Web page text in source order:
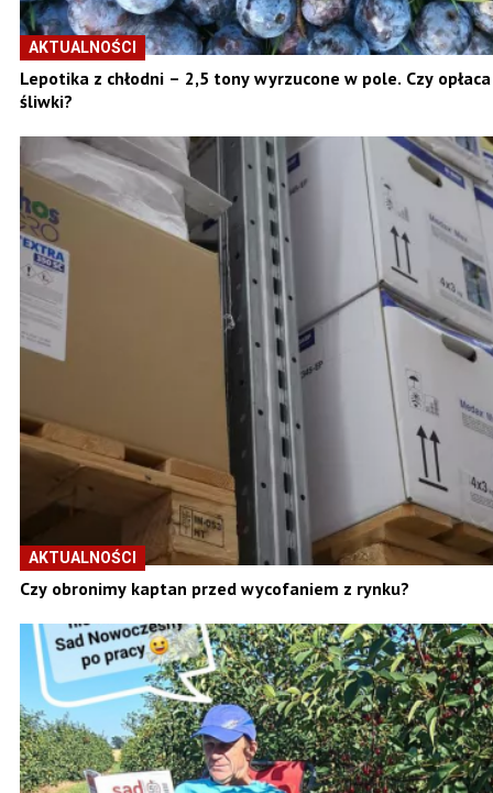
AKTUALNOŚCI
Lepotika z chłodni – 2,5 tony wyrzucone w pole. Czy
śliwki?
AKTUALNOŚCI
Czy obronimy kaptan przed wycofaniem z rynku?